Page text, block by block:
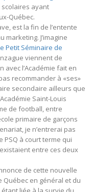
ayant
Québec.
est la fin de l’entente
marketing. J’imagine
Petit Séminaire de
viennent de
l’Académie fait en
recommander à «ses»
secondaire ailleurs que
Saint-Louis
de football, entre
primaire de garçons
je n’entrerai pas
PSQ à court terme qui
entre ces deux
de cette nouvelle
en général et du